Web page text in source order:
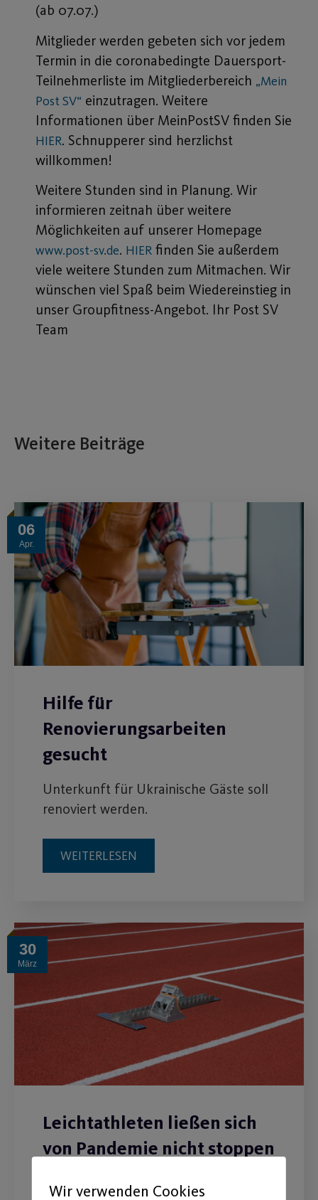
(ab 07.07.)
Mitglieder werden gebeten sich vor jedem
Termin in die coronabedingte Dauersport-
Teilnehmerliste im Mitgliederbereich „Mein
Post SV“ einzutragen. Weitere
Informationen über MeinPostSV finden Sie
HIER. Schnupperer sind herzlichst
willkommen!
Weitere Stunden sind in Planung. Wir
informieren zeitnah über weitere
Möglichkeiten auf unserer Homepage
www.post-sv.de. HIER finden Sie außerdem
viele weitere Stunden zum Mitmachen. Wir
wünschen viel Spaß beim Wiedereinstieg in
unser Groupfitness-Angebot. Ihr Post SV
Team
Weitere Beiträge
06
Apr.
Hilfe für
Renovierungsarbeiten
gesucht
Unterkunft für Ukrainische Gäste soll
renoviert werden.
WEITERLESEN
30
März
Leichtathleten ließen sich
von Pandemie nicht stoppen
Abteilung verzeichnet im
Wir verwenden Cookies